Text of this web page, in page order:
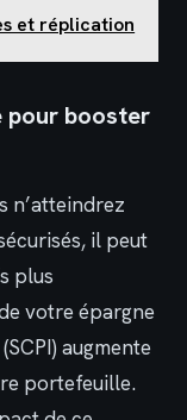
et réplication
pour booster
n’atteindrez
il peut
plus
votre épargne
augmente
portefeuille.